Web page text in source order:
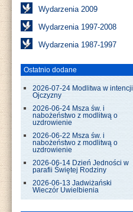
Wydarzenia 2009
Wydarzenia 1997-2008
Wydarzenia 1987-1997
Ostatnio dodane
2026-07-24 Modlitwa w intencji
Ojczyzny
2026-06-24 Msza św. i
nabożeństwo z modlitwą o
uzdrowienie
2026-06-22 Msza św. i
nabożeństwo z modlitwą o
uzdrowienie
2026-06-14 Dzień Jedności w
parafii Świętej Rodziny
2026-06-13 Jadwiżański
Wieczór Uwielbienia